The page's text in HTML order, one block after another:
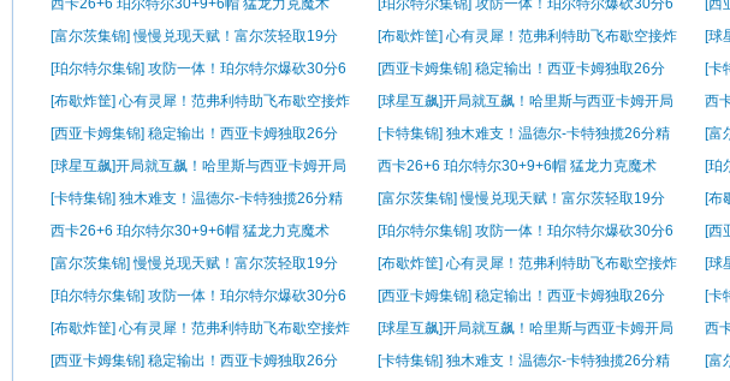
西卡26+6 珀尔特尔30+9+6帽 猛龙力克魔术
[珀尔特尔集锦] 攻防一体！珀尔特尔爆砍30分6
帽
[西
精
[富尔茨集锦] 慢慢兑现天赋！富尔茨轻取19分
精彩集锦
[布歇炸筐] 心有灵犀！范弗利特助飞布歇空接炸
筐
[球
对
[珀尔特尔集锦] 攻防一体！珀尔特尔爆砍30分6
帽
[西亚卡姆集锦] 稳定输出！西亚卡姆独取26分
精彩集锦
[卡
彩
[布歇炸筐] 心有灵犀！范弗利特助飞布歇空接炸
筐
[球星互飙]开局就互飙！哈里斯与西亚卡姆开局
对扔三分
西
[西亚卡姆集锦] 稳定输出！西亚卡姆独取26分
精彩集锦
[卡特集锦] 独木难支！温德尔-卡特独揽26分精
彩集锦
[富
精
[球星互飙]开局就互飙！哈里斯与西亚卡姆开局
对扔三分
西卡26+6 珀尔特尔30+9+6帽 猛龙力克魔术
[珀
帽
[卡特集锦] 独木难支！温德尔-卡特独揽26分精
彩集锦
[富尔茨集锦] 慢慢兑现天赋！富尔茨轻取19分
精彩集锦
[布
筐
西卡26+6 珀尔特尔30+9+6帽 猛龙力克魔术
[珀尔特尔集锦] 攻防一体！珀尔特尔爆砍30分6
帽
[西
精
[富尔茨集锦] 慢慢兑现天赋！富尔茨轻取19分
精彩集锦
[布歇炸筐] 心有灵犀！范弗利特助飞布歇空接炸
筐
[球
对
[珀尔特尔集锦] 攻防一体！珀尔特尔爆砍30分6
帽
[西亚卡姆集锦] 稳定输出！西亚卡姆独取26分
精彩集锦
[卡
彩
[布歇炸筐] 心有灵犀！范弗利特助飞布歇空接炸
筐
[球星互飙]开局就互飙！哈里斯与西亚卡姆开局
对扔三分
西
[西亚卡姆集锦] 稳定输出！西亚卡姆独取26分
[卡特集锦] 独木难支！温德尔-卡特独揽26分精
[富